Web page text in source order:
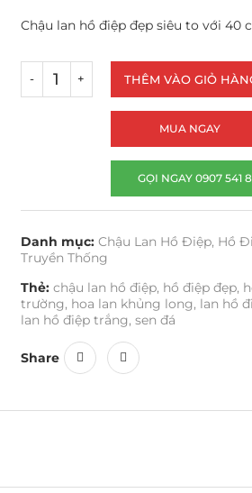
Chậu lan hồ điệp đẹp siêu to với 40
THÊM VÀO GIỎ
MUA NGAY
GỌI NGAY 0907 541
Danh mục: Chậu Lan Hồ Điệp, Hồ
Truyền Thống
Thẻ: chậu lan hồ điệp, hồ điệp đẹp,
trường, hoa lan khủng long, lan hồ
lan hồ điệp trắng, sen đá
Share